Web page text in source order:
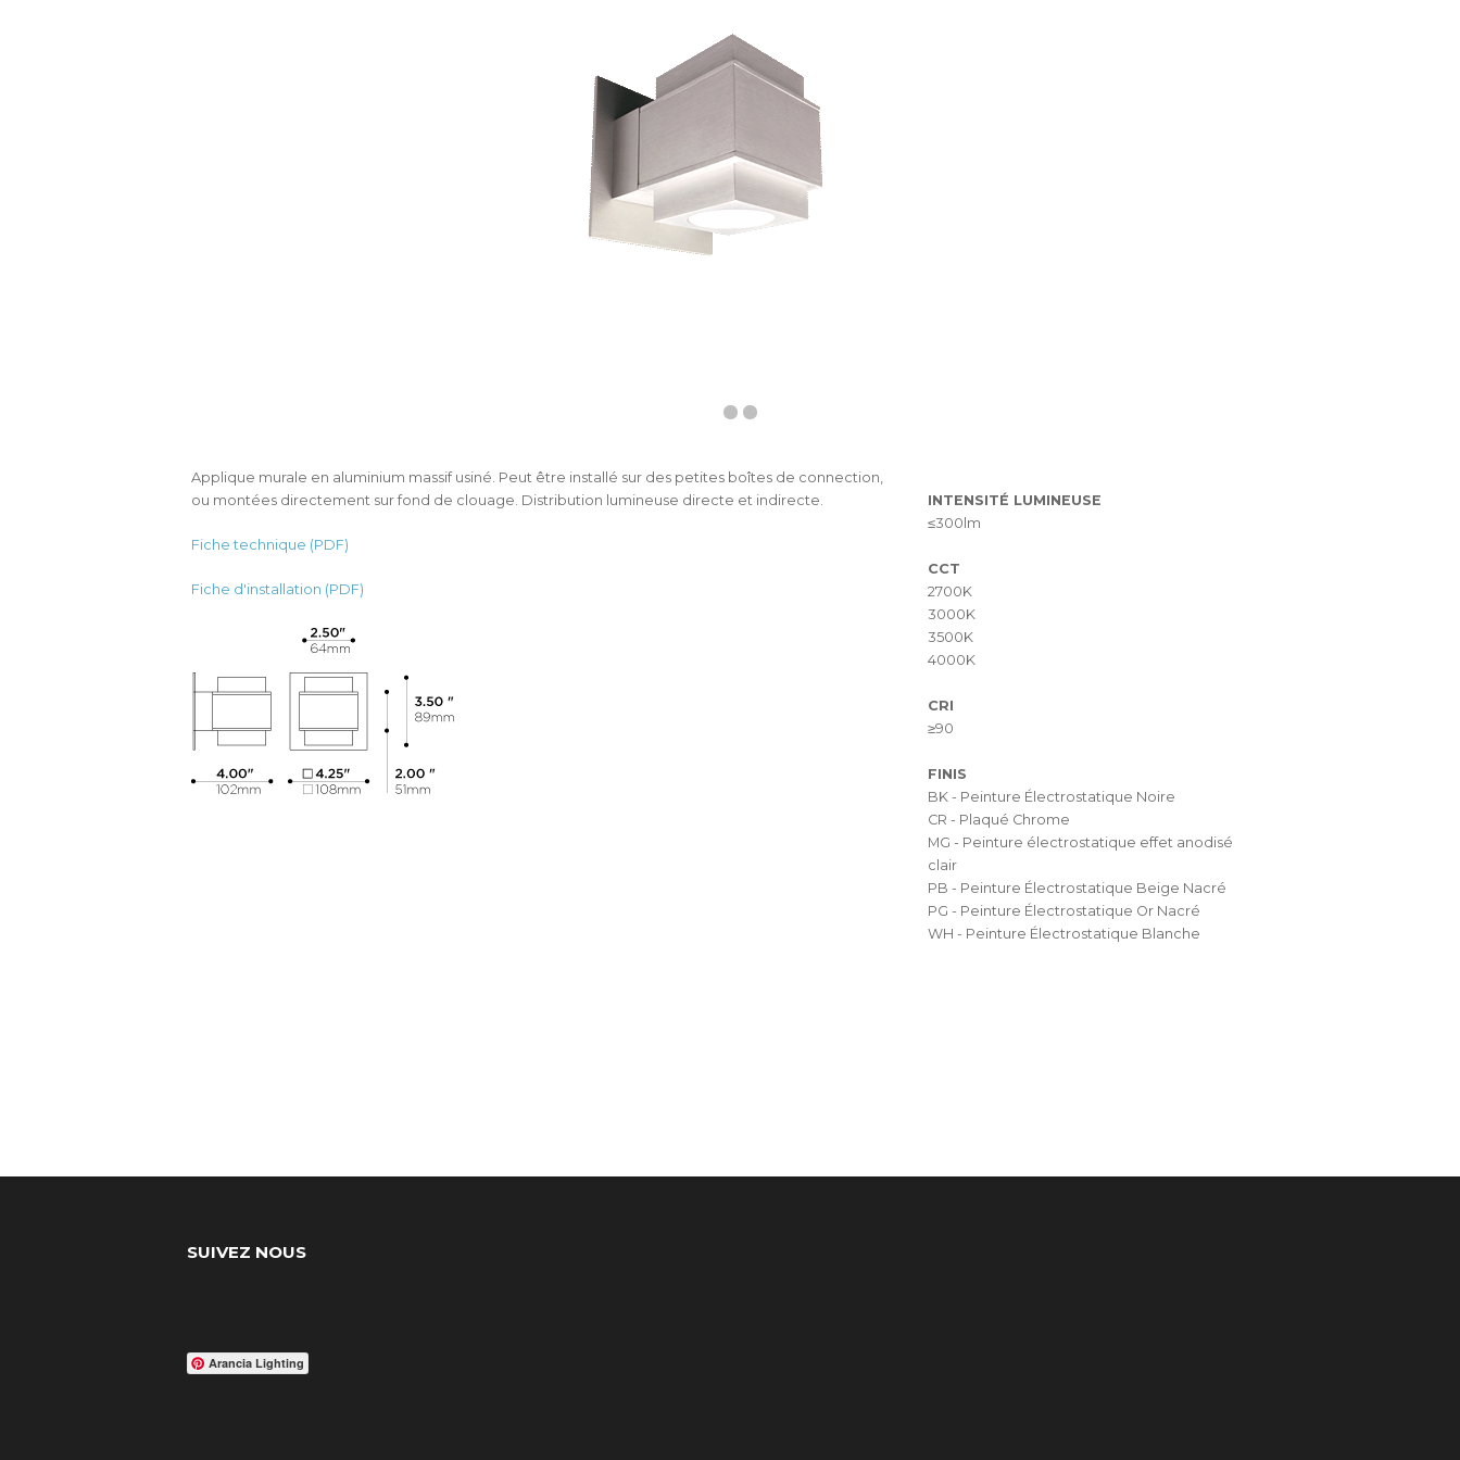
Applique murale en aluminium massif usiné. Peut être installé sur des petites boîtes de connection,
ou montées directement sur fond de clouage. Distribution lumineuse directe et indirecte.
Fiche technique (PDF)
Fiche d'installation (PDF)
INTENSITÉ LUMINEUSE
≤300lm
CCT
2700K
3000K
3500K
4000K
CRI
≥90
FINIS
BK - Peinture Électrostatique Noire
CR - Plaqué Chrome
MG - Peinture électrostatique effet anodisé
clair
PB - Peinture Électrostatique Beige Nacré
PG - Peinture Électrostatique Or Nacré
WH - Peinture Électrostatique Blanche
SUIVEZ NOUS
Arancia Lighting